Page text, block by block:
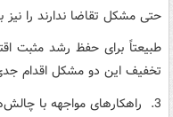
حتی مشکل تقاضا ندارند را
تخفیف این دو مشکل اقدام
3. راهکارهای مواجهه با چالش‌های اقتصادی دوره توافق تا رفع تحریم‌